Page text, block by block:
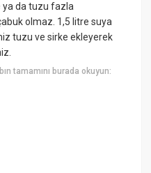
ya da tuzu fazla
olmaz. 1,5 litre suya
tuzu ve sirke ekleyerek
tamamını burada okuyun: